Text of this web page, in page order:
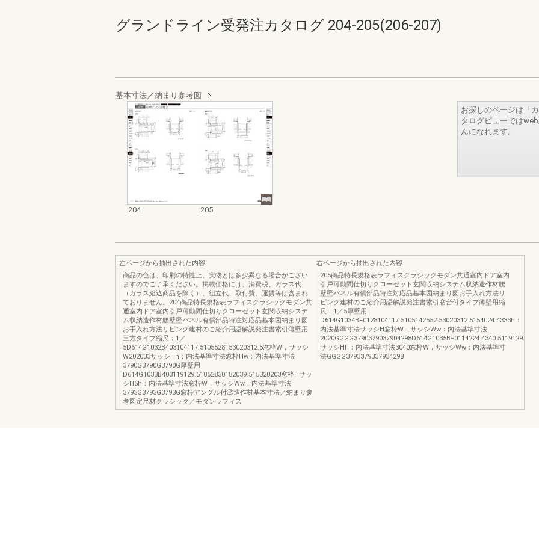
グランドライン受発注カタログ 204-205(206-207)
基本寸法／納まり参考図
204 205
お探しのページは「
タログビューでは
んになれます。
左ページから抽出された内容
商品の色は、印刷の特性上、実物とは多少異なる場合がござい
ますのでご了承ください。掲載価格には、消費税、ガラス代
（ガラス組込商品を除く）、組立代、取付費、運賃等は含まれ
ておりません。204商品特長規格表ラフィスクラシックモダン共
通室内ドア室内引戸可動間仕切りクローゼット玄関収納システ
ム収納造作材腰壁壁パネル有償部品特注対応品基本図納まり図
お手入れ方法リビング建材のご紹介用語解説発注書索引薄壁用
三方タイプ縮尺：1／
5D614G1032B403104117.5105528153020312.5窓枠W，サッシ
W202033サッシHh：内法基準寸法窓枠Hw：内法基準寸法
3790G3790G3790G厚壁用
D614G1033B403119129.51052830182039.515320203窓枠Hサッ
シH5h：内法基準寸法窓枠W，サッシWw：内法基準寸法
3793G3793G3793G窓枠アングル付②造作材基本寸法／納まり参
考図定尺材クラシック／モダンラフィス
右ページから抽出された内容
205商品特長規格表ラフィスクラシックモダン共通室内ドア室内
引戸可動間仕切りクローゼット玄関収納システム収納造作材腰
壁壁パネル有償部品特注対応品基本図納まり図お手入れ方法リ
ビング建材のご紹介用語解説発注書索引窓台付タイプ薄壁用縮
尺：1／5厚壁用
D614G1034B−0128104117.5105142552.53020312.5154024.4333h：
内法基準寸法サッシH窓枠W，サッシWw：内法基準寸法
サッシHh：内法基準寸法3040窓枠W，サッシWw：内法基準寸
法GGGG3793379337934298